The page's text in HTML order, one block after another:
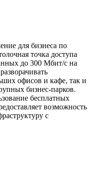
для бизнеса по
точка доступа
до 300 Мбит/с на
офисов и кафе, так и
бизнес-парков.
бесплатных
возможность
с